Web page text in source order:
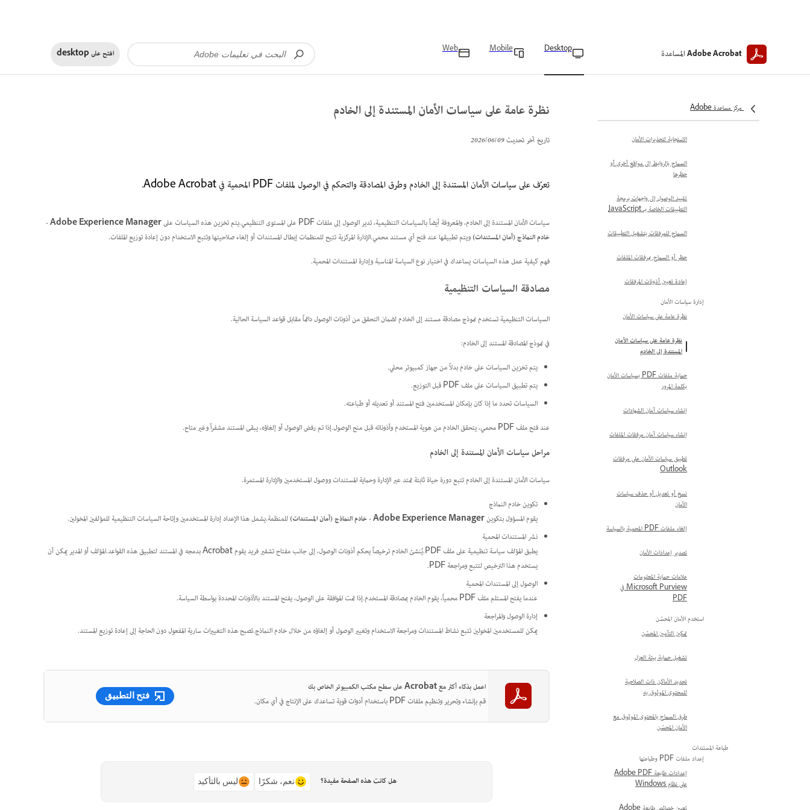
Adobe Acrobat المساعدة Desktop
Mobile
Web افتح علىdesktop
مركز مساعدة Adobe
الاستجابة لتحذيرات الأمان
السماح بالروابط إلى مواقع أخرى أو
حظرها
تقييد الوصول إلى واجهات برمجة
التطبيقات الخاصة بـ JavaScript
السماح للمرفقات بتشغيل التطبيقات
حظر أو السماح بمرفقات الملفات
إعادة تعيين أذونات المرفقات
إدارة سياسات الأمان
نظرة عامة على سياسات الأمان
نظرة عامة على سياسات الأمان
المستندة إلى الخادم
حماية ملفات PDF بسياسات الأمان
بكلمة المرور
إنشاء سياسات أمان الشهادات
إنشاء سياسات أمان مرفقات الملفات
تطبيق سياسات الأمان على مرفقات
Outlook
نسخ أو تعديل أو حذف سياسات
الأمان
إلغاء ملفات PDF المحمية بالسياسة
تصدير إعدادات الأمان
علامات حماية المعلومات
Microsoft Purview في
PDF
استخدم الأمان المحسّن
تمكين التأمين المحسّن
تشغيل حماية بيئة العزل
تحديد الأماكن ذات الصلاحية
للمحتوى الموثوق به
طرق السماح بالمحتوى الموثوق مع
الأمان المحسّن
طباعة المستندات
إعداد ملفات PDF وطباعتها
إعدادات طابعة Adobe PDF
على نظام Windows
نظرة عامة على سياسات الأمان المستندة إلى الخادم
تاريخ آخر تحديث09‏/06‏/2026
تعرّف على سياسات الأمان المستندة إلى الخادم وطرق المصادقة والتحكم في الوصول لملفات PDF المحمية في Adobe Acrobat.
سياسات الأمان المستندة إلى الخادم، والمعروفة أيضاً بالسياسات التنظيمية، تدير الوصول إلى ملفات PDF على المستوى التنظيمي.يتم تخزين هذه السياسات على
Adobe Experience Manager -
خادم النماذج (أمان المستندات)ويتم تطبيقها عند فتح أي مستند محمي.الإدارة المركزية تتيح للمنظمات إبطال المستندات أو إلغاء صلاحيتها وتتبع الاستخدام دون إعادة توزيع الملفات.
فهم كيفية عمل هذه السياسات يساعدك في اختيار نوع السياسة المناسبة وإدارة المستندات المحمية.
مصادقة السياسات التنظيمية
السياسات التنظيمية تستخدم نموذج مصادقة مستند إلى الخادم لضمان التحقق من أذونات الوصول دائماً مقابل قواعد السياسة الحالية.
في نموذج المصادقة المستند إلى الخادم:
يتم تخزين السياسات على خادم بدلاً من جهاز كمبيوتر محلي.
يتم تطبيق السياسات على ملف PDF قبل التوزيع.
السياسات تحدد ما إذا كان بإمكان المستخدمين فتح المستند أو تعديله أو طباعته.
عند فتح ملف PDF محمي، يتحقق الخادم من هوية المستخدم وأذوناته قبل منح الوصول.إذا تم رفض الوصول أو إلغاؤه، يبقى المستند مشفراً وغير متاح.
مراحل سياسات الأمان المستندة إلى الخادم
سياسات الأمان المستندة إلى الخادم تتبع دورة حياة ثابتة تمتد عبر الإدارة وحماية المستندات ووصول المستخدمين والإدارة المستمرة.
تكوين خادم النماذج
يقوم المسؤول بتكوينAdobe Experience Manager - خادم النماذج (أمان المستندات)
للمنظمة.يشمل هذا الإعداد إدارة المستخدمين وإتاحة السياسات التنظيمية للمؤلفين المخولين.
نشر المستندات المحمية
يطبق المؤلف سياسة تنظيمية على ملف PDF.يُنشئ الخادم ترخيصاً يحكم أذونات الوصول، إلى جانب مفتاح تشفير فريد يقوم Acrobat بدمجه في المستند لتطبيق هذه القواعد.المؤلف أو المدير يمكن أن
يستخدم هذا الترخيص لتتبع ومراجعة PDF.
الوصول إلى المستندات المحمية
عندما يفتح المستلم ملف PDF محمياً، يقوم الخادم بمصادقة المستخدم.إذا تمت الموافقة على الوصول، يفتح المستند بالأذونات المحددة بواسطة السياسة.
إدارة الوصول والمراجعة
يمكن للمستخدمين المخولين تتبع نشاط المستندات ومراجعة الاستخدام وتغيير الوصول أو إلغاؤه من خلال خادم النماذج.تصبح هذه التغييرات سارية المفعول دون الحاجة إلى إعادة توزيع المستند.
اعمل بذكاء أكثر مع Acrobat على سطح مكتب الكمبيوتر الخاص بك
قم بإنشاء وتحرير وتنظيم ملفات PDF باستخدام أدوات قوية تساعدك على الإنتاج في أي مكان.
فتح التطبيق
هل كانت هذه الصفحة مفيدة؟ نعم، شكرًا ليس بالتأكيد